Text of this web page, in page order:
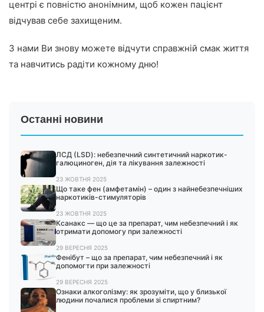
центрі є повністю анонімним, щоб кожен пацієнт
відчував себе захищеним.
З нами Ви знову можете відчути справжній смак життя
та навчитись радіти кожному дню!
Останні новини
ЛСД (LSD): небезпечний синтетичний наркотик-
галюциноген, дія та лікування залежності
23 ЖОВТНЯ 2025
Що таке фен (амфетамін) – один з найнебезпечніших
наркотиків-стимуляторів
23 ЖОВТНЯ 2025
Ксанакс — що це за препарат, чим небезпечний і як
отримати допомогу при залежності
29 ВЕРЕСНЯ 2025
Фенібут – що за препарат, чим небезпечний і як
допомогти при залежності
29 ВЕРЕСНЯ 2025
Ознаки алкоголізму: як зрозуміти, що у близької
людини почалися проблеми зі спиртним?